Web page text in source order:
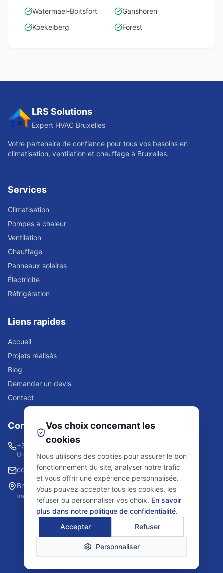
Watermael-Boitsfort
Ganshoren
Koekelberg
Forest
LRS Solutions
Expert HVAC Bruxelles
Votre partenaire de confiance pour tous vos besoins en
climatisation, ventilation et chauffage à Bruxelles.
Services
Climatisation
Pompes à chaleur
Ventilation
Chauffage
Panneaux solaires
Électricité
Réfrigération
Liens rapides
Accueil
Projets réalisés
Blog
Demander un devis
Contact
Contact
+32 2 523 84 08
Urgence 24/7
contact@lrssolutions.be
Bruxelles et environs
(rayon de 20km)
© 2025 LRS Solutions. Tous droits réservés.
Mentions légalesPolitique de confidentialité
Vos choix concernant les
cookies
Nous utilisons des cookies pour assurer le bon
fonctionnement du site, analyser notre trafic
et vous offrir une expérience personnalisée.
Vous pouvez accepter tous les cookies, les
refuser ou personnaliser vos choix. En savoir
plus dans notre politique de confidentialité.
Personnaliser
Refuser
Accepter